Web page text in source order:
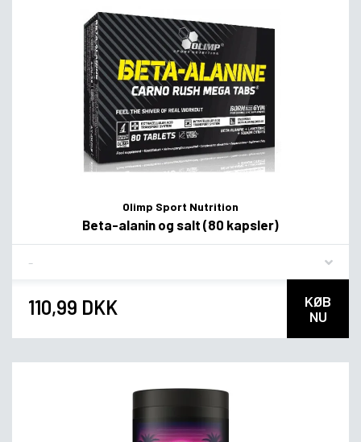
Olimp Sport Nutrition
Beta-alanin og salt (80 kapsler)
110,99 DKK
KØB
NU